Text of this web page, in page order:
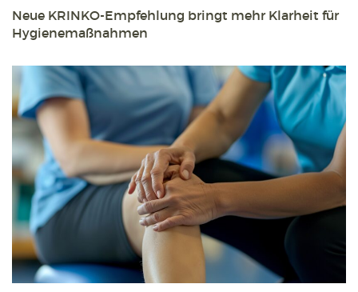
Neue KRINKO-Empfehlung bringt mehr Klarheit für
Hygienemaßnahmen